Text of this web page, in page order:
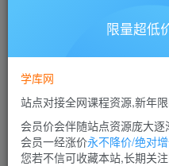
此内容为付费资源，请付费后
您当前未登录
限量超低
学库网
站点对接全网课程资源,新年
会员价会伴随站点资源庞大逐
会员一经涨价永不降价/绝对
您若不信可收藏本站,长期关